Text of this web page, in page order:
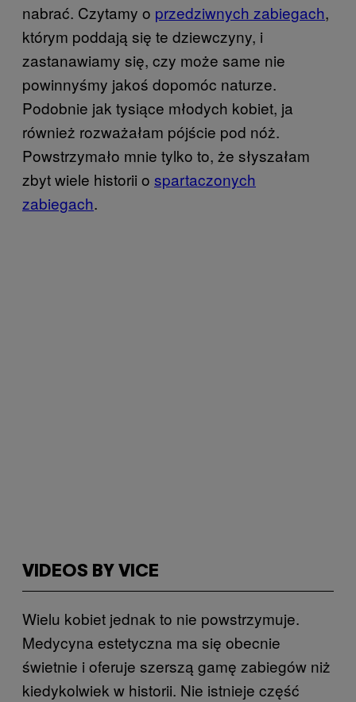
nabrać. Czytamy o przedziwnych zabiegach,
którym poddają się te dziewczyny, i
zastanawiamy się, czy może same nie
powinnyśmy jakoś dopomóc naturze.
Podobnie jak tysiące młodych kobiet, ja
również rozważałam pójście pod nóż.
Powstrzymało mnie tylko to, że słyszałam
zbyt wiele historii o spartaczonych
zabiegach.
VIDEOS BY VICE
Wielu kobiet jednak to nie powstrzymuje.
Medycyna estetyczna ma się obecnie
świetnie i oferuje szerszą gamę zabiegów niż
kiedykolwiek w historii. Nie istnieje część